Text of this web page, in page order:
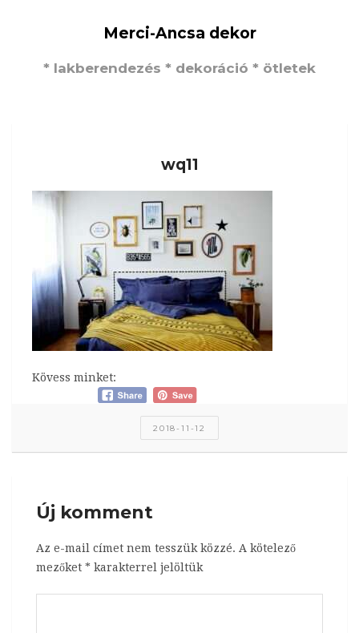
Merci-Ancsa dekor
* lakberendezés * dekoráció * ötletek
wq11
Kövess minket:
2018-11-12
Új komment
Az e-mail címet nem tesszük közzé. A kötelező
mezőket * karakterrel jelöltük